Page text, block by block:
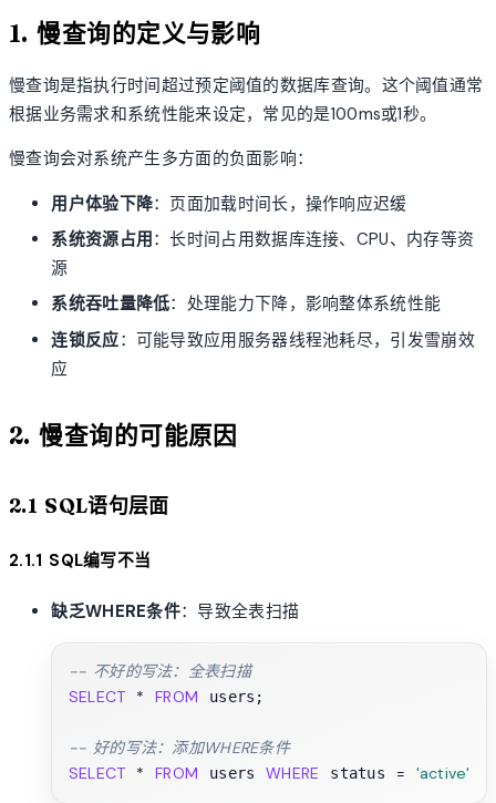
1. 慢查询的定义与影响
慢查询是指执行时间超过预定阈值的数据库查询。这个阈值通常
根据业务需求和系统性能来设定，常见的是100ms或1秒。
慢查询会对系统产生多方面的负面影响：
用户体验下降：页面加载时间长，操作响应迟缓
系统资源占用 ：长时间占用数据库连接、CPU、内存等资
源
系统吞吐量降低：处理能力下降，影响整体系统性能
连锁反应：可能导致应用服务器线程池耗尽，引发雪崩效
应
2. 慢查询的可能原因
2.1 SQL语句层面
2.1.1 SQL编写不当
缺乏WHERE条件：导致全表扫描
-- 不好的写法：全表扫描
SELECT
* FROM users;
-- 好的写法：添加WHERE条件
SELECT
* FROM users WHERE status = 'active'